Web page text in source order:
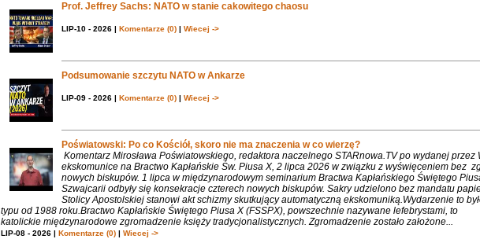
Prof. Jeffrey Sachs: NATO w stanie cakowitego chaosu
LIP-10 - 2026 | Komentarze (0)| Wiecej ->
Podsumowanie szczytu NATO w Ankarze
LIP-09 - 2026 | Komentarze (0)| Wiecej ->
Poświatowski: Po co Kościół, skoro nie ma znaczenia w co wierzę?
Komentarz Mirosława Poświatowskiego, redaktora naczelnego STARnowa.TV po wydanej przez
ekskomunice na Bractwo Kapłańskie Św. Piusa X, 2 lipca 2026 w związku z wyświęceniem bez
nowych biskupów. 1 lipca w międzynarodowym seminarium Bractwa Kapłańskiego Świętego
Szwajcarii odbyły się konsekracje czterech nowych biskupów. Sakry udzielono bez mandatu
Stolicy Apostolskiej stanowi akt schizmy skutkujący automatyczną ekskomuniką.Wydarzenie to
typu od 1988 roku.Bractwo Kapłańskie Świętego Piusa X (FSSPX), powszechnie nazywane lefebrystami, to
katolickie międzynarodowe zgromadzenie księży tradycjonalistycznych. Zgromadzenie zostało założone...
LIP-08 - 2026 | Komentarze (0)| Wiecej ->